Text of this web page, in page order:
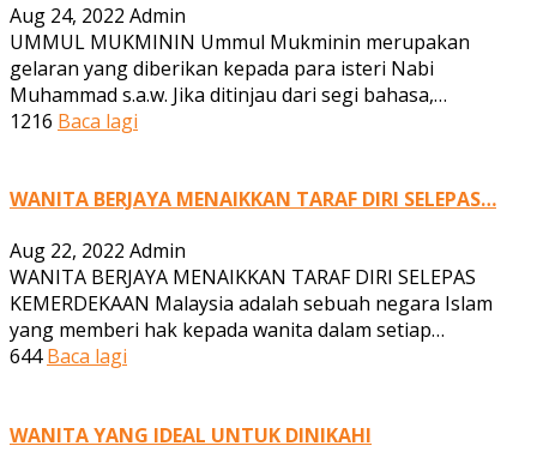
Aug 24, 2022 Admin
UMMUL MUKMININ Ummul Mukminin merupakan
gelaran yang diberikan kepada para isteri Nabi
Muhammad s.a.w. Jika ditinjau dari segi bahasa,…
1216 Baca lagi
WANITA BERJAYA MENAIKKAN TARAF DIRI SELEPAS…
Aug 22, 2022 Admin
WANITA BERJAYA MENAIKKAN TARAF DIRI SELEPAS
KEMERDEKAAN Malaysia adalah sebuah negara Islam
yang memberi hak kepada wanita dalam setiap…
644 Baca lagi
WANITA YANG IDEAL UNTUK DINIKAHI